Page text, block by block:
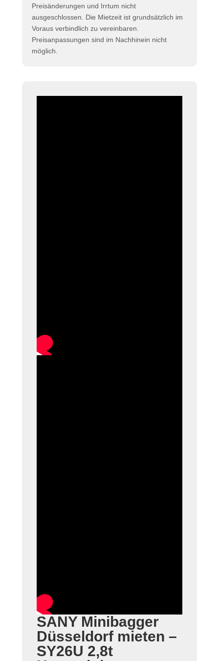
Preisänderungen und Irrtum nicht
ausgeschlossen. Die Mietzeit ist grundsätzlich im
Voraus verbindlich zu vereinbaren.
Preisanpassungen sind im Nachhinein nicht
möglich.
SANY Minibagger
Düsseldorf mieten –
SY26U 2,8t